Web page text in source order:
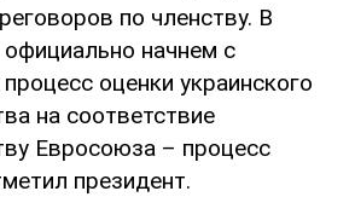
по членству. В
начнем с
оценки украинского
на соответствие
Евросоюза – процесс
президент.